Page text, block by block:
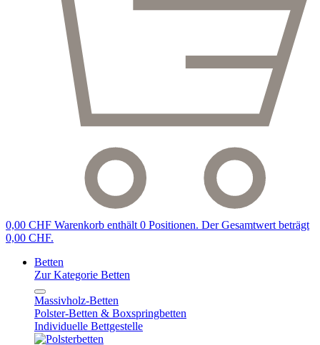
0,00 CHF Warenkorb enthält 0 Positionen. Der Gesamtwert beträgt
0,00 CHF.
Betten
Zur Kategorie Betten
Massivholz-Betten
Polster-Betten & Boxspringbetten
Individuelle Bettgestelle